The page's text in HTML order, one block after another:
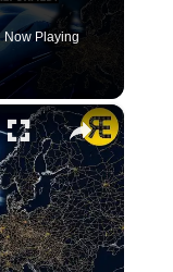
Now Playing
×